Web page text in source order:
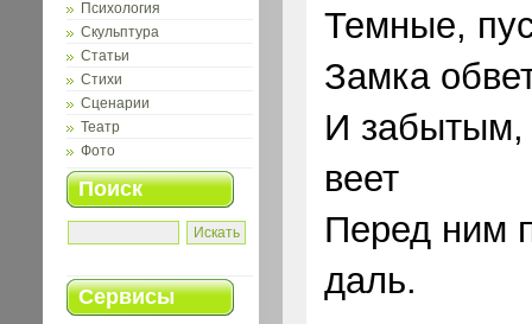
Психология
Скульптура
Статьи
Стихи
Сценарии
Театр
Фото
Поиск
Сервисы
Темные,
Замка
И забытым,
веет
Перед ним
даль.